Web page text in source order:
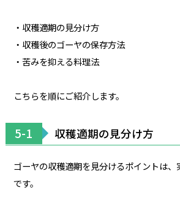
・収穫適期の見分け方
・収穫後のゴーヤの保存方法
・苦みを抑える料理法
こちらを順にご紹介します。
5-1 収穫適期の見分け方
ゴーヤの収穫適期を見分けるポイントは
です。